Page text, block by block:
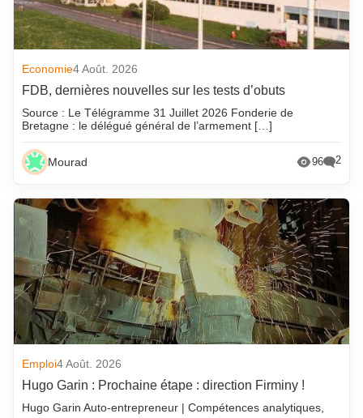
Economie4 Août. 2026
FDB, dernières nouvelles sur les tests d’obuts
Source : Le Télégramme 31 Juillet 2026 Fonderie de
Bretagne : le délégué général de l’armement […]
Mourad 96 2
Emploi4 Août. 2026
Hugo Garin : Prochaine étape : direction Firminy !
Hugo Garin Auto-entrepreneur | Compétences analytiques,